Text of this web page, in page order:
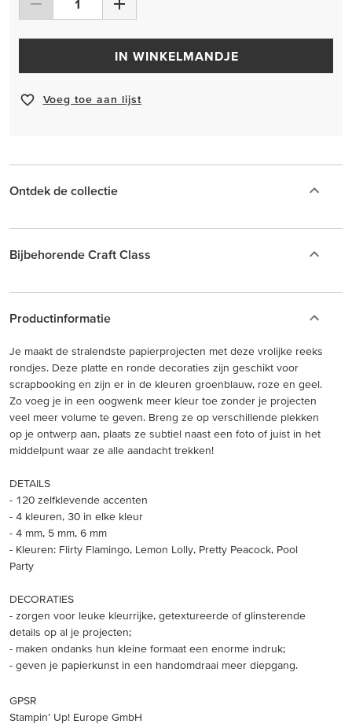
IN WINKELMANDJE
Voeg toe aan lijst
Ontdek de collectie
Bijbehorende Craft Class
Productinformatie
Je maakt de stralendste papierprojecten met deze vrolijke reeks
rondjes. Deze platte en ronde decoraties zijn geschikt voor
scrapbooking en zijn er in de kleuren groenblauw, roze en geel.
Zo voeg je in een oogwenk meer kleur toe zonder je projecten
veel meer volume te geven. Breng ze op verschillende plekken
op je ontwerp aan, plaats ze subtiel naast een foto of juist in het
middelpunt waar ze alle aandacht trekken!
DETAILS
- 120 zelfklevende accenten
- 4 kleuren, 30 in elke kleur
- 4 mm, 5 mm, 6 mm
- Kleuren: Flirty Flamingo, Lemon Lolly, Pretty Peacock, Pool
Party
DECORATIES
- zorgen voor leuke kleurrijke, getextureerde of glinsterende
details op al je projecten;
- maken ondanks hun kleine formaat een enorme indruk;
- geven je papierkunst in een handomdraai meer diepgang.
GPSR
Stampin’ Up! Europe GmbH